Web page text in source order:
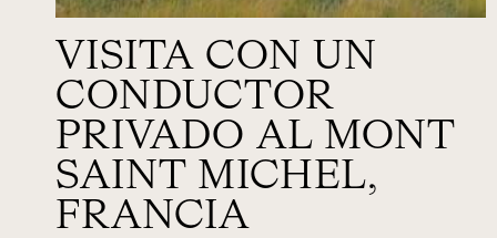
VISITA CON UN
CONDUCTOR
PRIVADO AL MONT
SAINT MICHEL,
FRANCIA